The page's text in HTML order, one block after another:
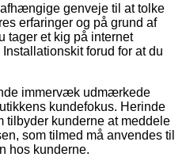
genveje til at tolke
erfaringer og på grund af
tager et kig på internet
forud for at du
immervæk udmærkede
kundefokus. Herinde
tilbyder kunderne at meddele
som tilmed må anvendes til
hos kunderne.